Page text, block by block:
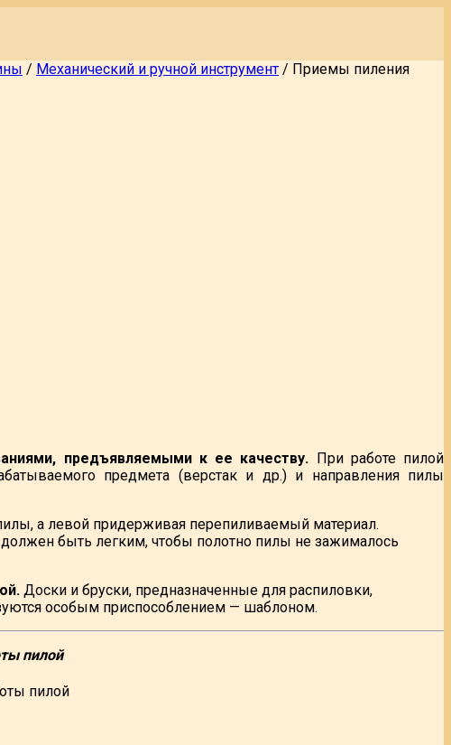
/ Механический и ручной инструмент / Приемы пиления
предъявляемыми к ее качеству. При работе пилой
предмета (верстак и др.) и направления пилы
а левой придерживая перепиливаемый материал.
быть легким, чтобы полотно пилы не зажималось
Доски и бруски, предназначенные для распиловки,
особым приспособлением — шаблоном.
пилой